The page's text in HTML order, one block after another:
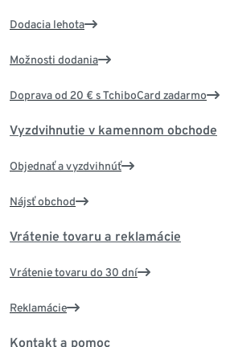
Dodacia lehota
Možnosti dodania
Doprava od 20 € s TchiboCard zadarmo
Vyzdvihnutie v kamennom obchode
Objednať a vyzdvihnúť
Nájsť obchod
Vrátenie tovaru a reklamácie
Vrátenie tovaru do 30 dní
Reklamácie
Kontakt a pomoc